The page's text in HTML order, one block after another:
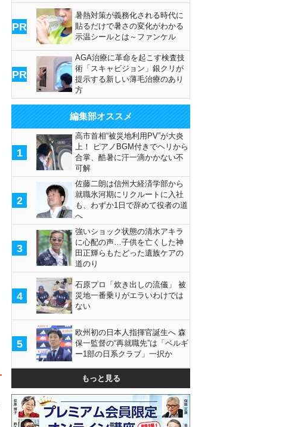
PR
暑熱対策が義務化される時代に
貼るだけで暑さの変化がわかる
示温シールとは～ファンケル
PR
AGA治療に革命を起こす検査技
術「スキャビジョン」銀クリが
提示する新しい薄毛治療のあり
方
編集部オススメ
1
高市首相“被災地利用PV”が大炎
上！ ピアノBGM付きでヘリから
合掌、酷暑に汗一滴かかない不
可解
2
佐藤二朗は信州大経済学部から
就職氷河期にリクルートに入社
も、わずか1日で辞めて役者の道
へ
3
強いショック状態の清水アキラ
に心配の声…子供を亡くした神
田正輝らもたどった遺族ケアの
道のり
4
石原プロ「炊き出しの流儀」 被
災地一番乗りがエラいわけでは
ない
5
欧州初の日本人指揮官誕生へ 森
保一監督の“再就職先”は「ベルギ
ー1部の日系クラブ」一択か
もっと見る